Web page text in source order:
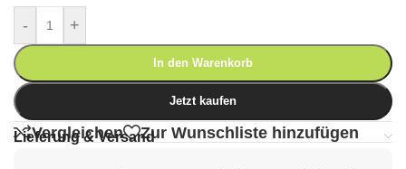
- +
In den Warenkorb
Jetzt kaufen
Vergleichen Zur Wunschliste hinzufügen
Lieferung & Versand